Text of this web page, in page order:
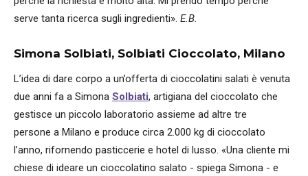
serve tanta ricerca sugli ingredienti». E.B.
Simona Solbiati, Solbiati Cioccolato, Milano
L’idea di dare corpo a un’offerta di cioccolatini salati è venuta
due anni fa a Simona Solbiati, artigiana del cioccolato che
gestisce un piccolo laboratorio assieme ad altre tre
persone a Milano e produce circa 2.000 kg di cioccolato
l’anno, rifornendo pasticcerie e hotel di lusso. «Una cliente mi
chiese di ideare un cioccolatino salato - spiega Simona - e